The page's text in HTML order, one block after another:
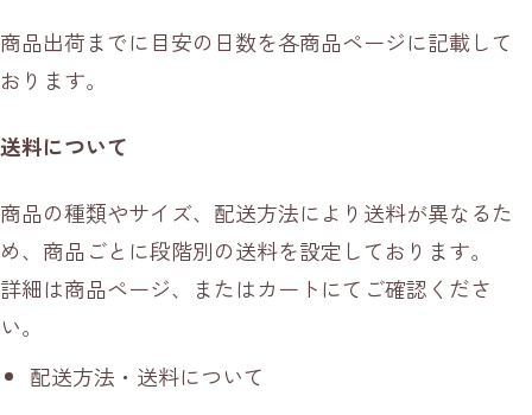
商品出荷までに目安の日数を各商品ページに記載して
おります。
送料について
商品の種類やサイズ、配送方法により送料が異なるた
め、商品ごとに段階別の送料を設定しております。
詳細は商品ページ、またはカートにてご確認くださ
い。
配送方法・送料について